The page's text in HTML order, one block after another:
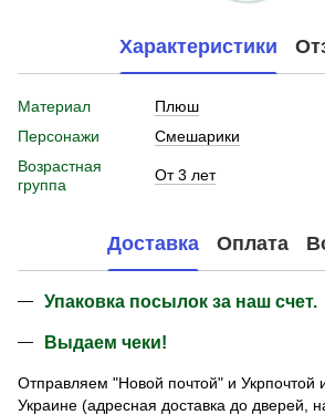
Характеристики
Материал
Плюш
Персонажи
Смешарики
Возрастная
группа
От 3 лет
Доставка Оплата
Упаковка посылок за наш счет.
Выдаем чеки!
Отправляем "Новой почтой" и Укрпочтой
Украине (адресная доставка до дверей,